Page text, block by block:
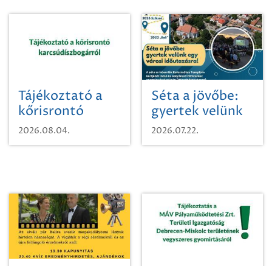
Tájékoztató a
kőrisrontó
karcsúdíszbogárról
2026.08.04.
Séta a jövőbe:
gyertek velünk
egy városi
időutazásra!
2026.07.22.